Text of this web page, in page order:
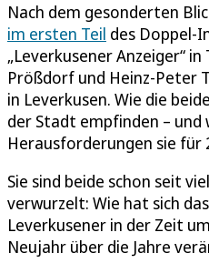
Nach dem gesonderten
im ersten Teil des Doppel-
„Leverkusener Anzeiger“
Prößdorf und Heinz-Peter
in Leverkusen. Wie die
der Stadt empfinden – und
Herausforderungen sie für
Sie sind beide schon seit
verwurzelt: Wie hat sich
Leverkusener in der Zeit
Neujahr über die Jahre